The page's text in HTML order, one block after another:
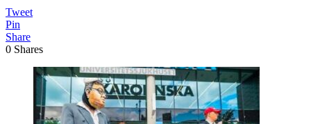
Tweet
Pin
Share
0 Shares